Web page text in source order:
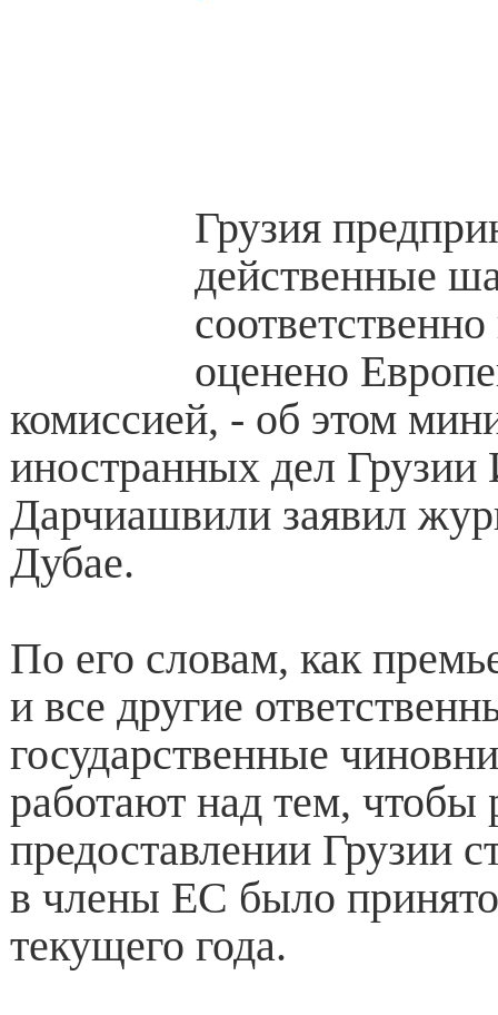
Грузия
действенные
оценено
комиссией, - об этом
иностранных дел Грузии
Дарчиашвили заявил
Дубае.
По его словам, как
и все другие
государственные
работают над тем, чтобы
предоставлении Грузии
в члены ЕС было
текущего года.